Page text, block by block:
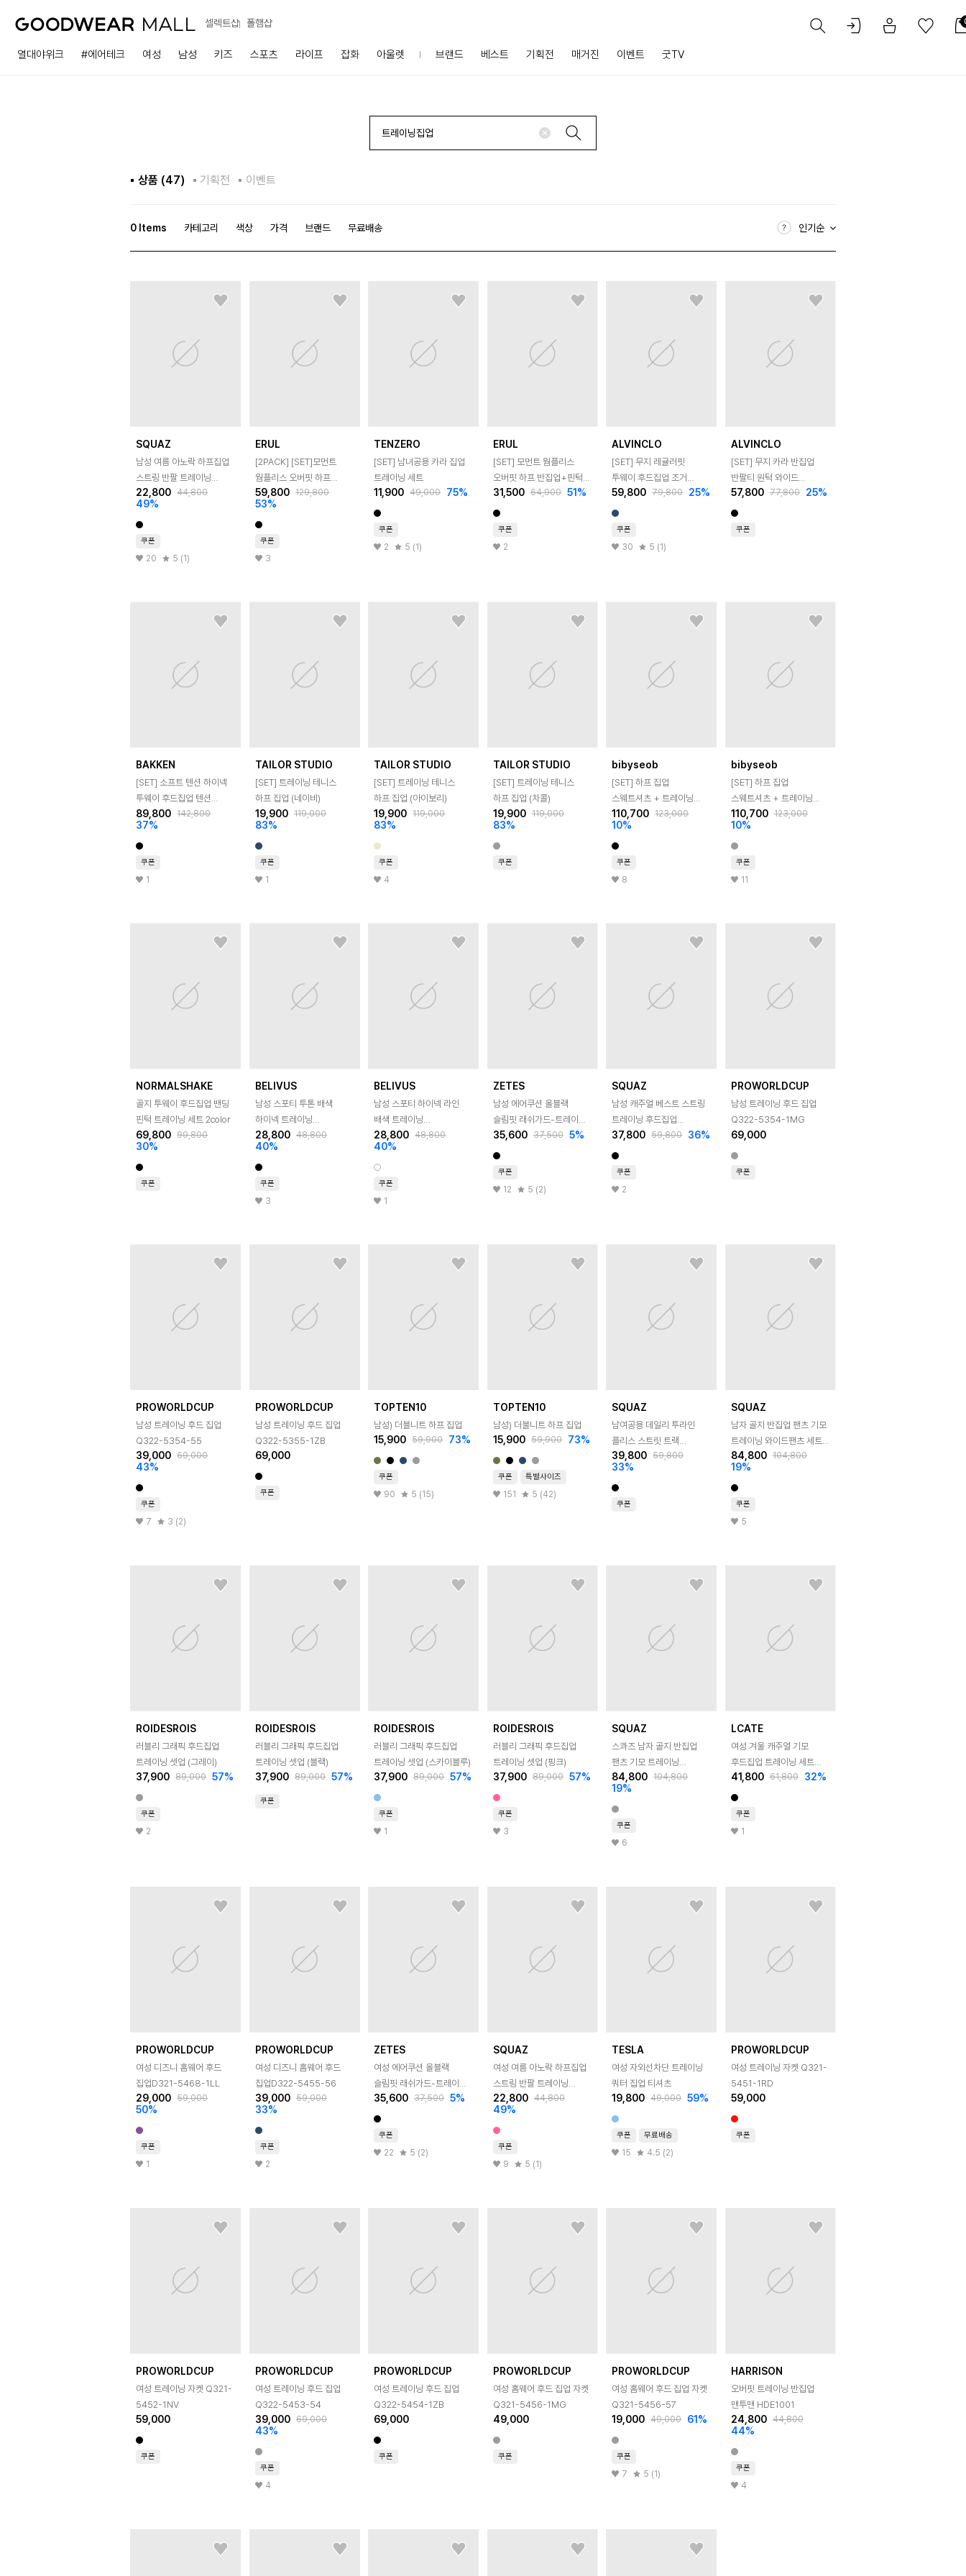
셀렉트샵 폴햄샵
열대야위크 #에어테크 여성 남성 키즈 스포츠 라이프 잡화 아울렛 브랜드 베스트 기획전 매거진 이벤트 굿TV
상품 (47) 기획전 이벤트
0 Items 카테고리 색상 가격 브랜드 무료배송 인기순
SQUAZ
남성 여름 아노락 하프집업
스트링 반팔 트레이닝
후드세트 SFREE001
22,800 44,800
49%
쿠폰
20 5 (1)
ERUL
[2PACK] [SET]모먼트
웜플리스 오버핏 하프
반집업+핀턱 와이드
트레이닝 팬츠 2colors
59,800 129,800
53%
쿠폰
3
TENZERO
[SET] 남녀공용 카라 집업
트레이닝 세트
11,900 49,000 75%
쿠폰
2 5 (1)
ERUL
[SET] 모먼트 웜플리스
오버핏 하프 반집업+핀턱
와이드 트레이닝 팬츠
2colors
31,500 64,900 51 %
쿠폰
2
ALVINCLO
[SET] 무지 레귤러핏
투웨이 후드집업 조거
세미와이드 트레이닝 팬츠
셋업
59,800 79,800 25%
쿠폰
30 5 (1)
ALVINCLO
[SET] 무지 카라 반집업
반팔티 원턱 와이드
트레이닝 팬츠 셋업
57,800 77,800 25%
쿠폰
BAKKEN
[SET] 소프트 텐션 하이넥
투웨이 후드집업 텐션
부츠컷 트레이닝 팬츠 셋업
89,800 142,800
37%
쿠폰
1
TAILOR STUDIO
[SET] 트레이닝 테니스
하프 집업 (네이비)
19,900 119,000
83%
쿠폰
1
TAILOR STUDIO
[SET] 트레이닝 테니스
하프 집업 (아이보리)
19,900 119,000
83%
쿠폰
4
TAILOR STUDIO
[SET] 트레이닝 테니스
하프 집업 (차콜)
19,900 119,000
83%
쿠폰
bibyseob
[SET] 하프 집업
스웨트셔츠 + 트레이닝
숏팬츠 블랙
110,700 123,000
10%
쿠폰
8
bibyseob
[SET] 하프 집업
스웨트셔츠 + 트레이닝
숏팬츠 화이트그레이
110,700 123,000
10%
쿠폰
11
NORMALSHAKE
골지 투웨이 후드집업 밴딩
핀턱 트레이닝 세트 2color
69,800 99,800
30%
쿠폰
BELIVUS
남성 스포티 투톤 배색
하이넥 트레이닝
바람막이집업 BDK001
28,800 48,800
40%
쿠폰
3
BELIVUS
남성 스포티 하이넥 라인
배색 트레이닝
바람막이집업 BDK003
28,800 48,800
40%
쿠폰
1
ZETES
남성 에어쿠션 올블랙
슬림핏 래쉬가드-트레이닝
집업 M_3A884
35,600 37,500 5%
쿠폰
12 5 (2)
SQUAZ
남성 캐주얼 베스트 스트링
트레이닝 후드집업
SRAT096
37,800 59,800 36%
쿠폰
2
PROWORLDCUP
남성 트레이닝 후드 집업
Q322-5354-1MG
69,000
쿠폰
PROWORLDCUP
남성 트레이닝 후드 집업
Q322-5354-55
39,000 69,000
43%
쿠폰
7 3 (2)
PROWORLDCUP
남성 트레이닝 후드 집업
Q322-5355-1ZB
69,000
쿠폰
TOPTEN10
남성) 더블니트 하프 집업
15,900 59,900 73%
쿠폰
90 5 (15)
TOPTEN10
남성) 더블니트 하프 집업
15,900 59,900 73%
쿠폰 특별사이즈
151 5 (42)
SQUAZ
남여공용 데일리 투라인
플리스 스트릿 트랙
트레이닝 집업 SRAT142
39,800 59,800
33%
쿠폰
SQUAZ
남자 골지 반집업 팬츠 기모
트레이닝 와이드팬츠 세트
SBN167
84,800 104,800
19%
쿠폰
5
ROIDESROIS
러블리 그래픽 후드집업
트레이닝 셋업 (그레이)
37,900 89,000 57%
쿠폰
2
ROIDESROIS
러블리 그래픽 후드집업
트레이닝 셋업 (블랙)
37,900 89,000 57%
쿠폰
ROIDESROIS
러블리 그래픽 후드집업
트레이닝 셋업 (스카이블루)
37,900 89,000 57%
쿠폰
1
ROIDESROIS
러블리 그래픽 후드집업
트레이닝 셋업 (핑크)
37,900 89,000 57%
쿠폰
3
SQUAZ
스콰즈 남자 골지 반집업
팬츠 기모 트레이닝
와이드팬츠 세트 SBN167
84,800 104,800
19%
쿠폰
6
LCATE
여성 겨울 캐주얼 기모
후드집업 트레이닝 세트
LIRO001
41,800 61,800 32%
쿠폰
1
PROWORLDCUP
여성 디즈니 홈웨어 후드
집업D321-5468-1LL
29,000 59,000
50%
쿠폰
1
PROWORLDCUP
여성 디즈니 홈웨어 후드
집업D322-5455-56
39,000 59,000
33%
쿠폰
2
ZETES
여성 에어쿠션 올블랙
슬림핏 래쉬가드-트레이닝
집업 L_4A884
35,600 37,500 5%
쿠폰
22 5 (2)
SQUAZ
여성 여름 아노락 하프집업
스트링 반팔 트레이닝
후드세트 SFREE002
22,800 44,800
49%
쿠폰
9 5 (1)
TESLA
여성 자외선차단 트레이닝
쿼터 집업 티셔츠
19,800 49,000 59%
쿠폰 무료배송
15 4.5 (2)
PROWORLDCUP
여성 트레이닝 자켓 Q321-
5451-1RD
59,000
쿠폰
PROWORLDCUP
여성 트레이닝 자켓 Q321-
5452-1NV
59,000
쿠폰
PROWORLDCUP
여성 트레이닝 후드 집업
Q322-5453-54
39,000 69,000
43%
쿠폰
4
PROWORLDCUP
여성 트레이닝 후드 집업
Q322-5454-1ZB
69,000
쿠폰
PROWORLDCUP
여성 홈웨어 후드 집업 자켓
Q321-5456-1MG
49,000
쿠폰
PROWORLDCUP
여성 홈웨어 후드 집업 자켓
Q321-5456-57
19,000 49,000 61 %
쿠폰
7 5 (1)
HARRISON
오버핏 트레이닝 반집업
맨투맨 HDE1001
24,800 44,800
44%
쿠폰
4